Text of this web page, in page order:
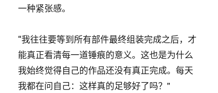
一种紧张感。
“我往往要等到所有部件最终组装完成之后，才
能真正看清每一道锤痕的意义。这也是为什么
我始终觉得自己的作品还没有真正完成。每天
我都在问自己：这样真的足够好了吗？”